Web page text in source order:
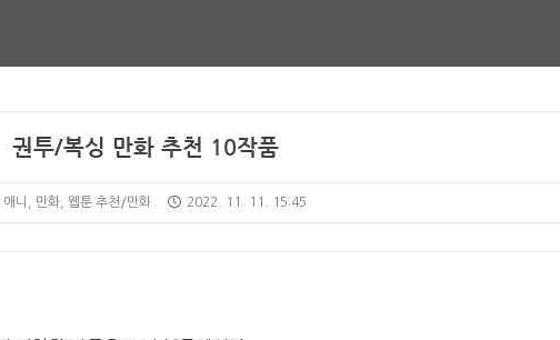
권투/복싱 만화 추천 10작품
애니, 만화, 웹툰 추천/만화 2022. 11. 11. 15:45